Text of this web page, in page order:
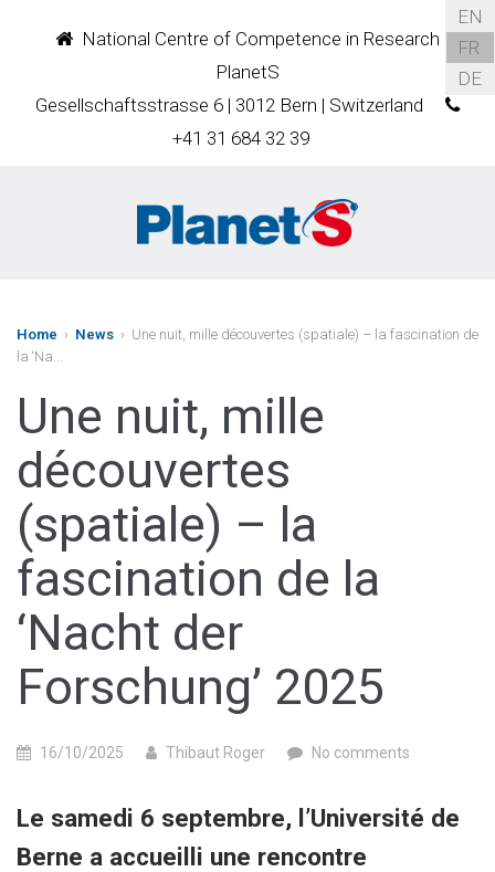
National Centre of Competence in Research
PlanetS
Gesellschaftsstrasse 6 | 3012 Bern | Switzerland
+41 31 684 32 39
EN
FR
DE
Home › News › Une nuit, mille découvertes (spatiale) – la fascination de
la ‘Na...
Une nuit, mille
découvertes
(spatiale) – la
fascination de la
‘Nacht der
Forschung’ 2025
16/10/2025 Thibaut Roger No comments
Le samedi 6 septembre, l’Université de
Berne a accueilli une rencontre